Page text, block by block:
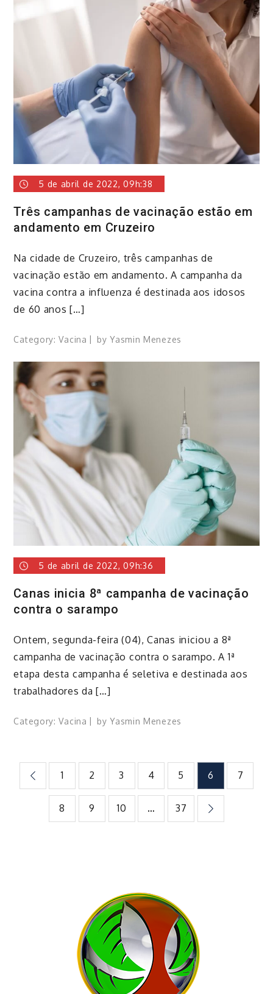
5 de abril de 2022, 09h:38
Três campanhas de vacinação estão em
andamento em Cruzeiro
Na cidade de Cruzeiro, três campanhas de
vacinação estão em andamento. A campanha da
vacina contra a influenza é destinada aos idosos
de 60 anos […]
Category:Vacina byYasmin Menezes
5 de abril de 2022, 09h:36
Canas inicia 8ª campanha de vacinação
contra o sarampo
Ontem, segunda-feira (04), Canas iniciou a 8ª
campanha de vacinação contra o sarampo. A 1ª
etapa desta campanha é seletiva e destinada aos
trabalhadores da […]
Category:Vacina byYasmin Menezes
Paginação
1 2 3 4 5 6 7
8 9 10 … 37